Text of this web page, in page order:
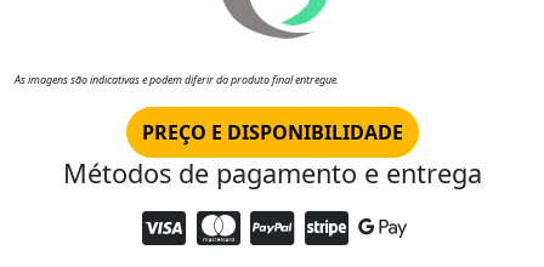
As imagens são indicativas e podem diferir do produto final entregue.
PREÇO E DISPONIBILIDADE
Métodos de pagamento e entrega